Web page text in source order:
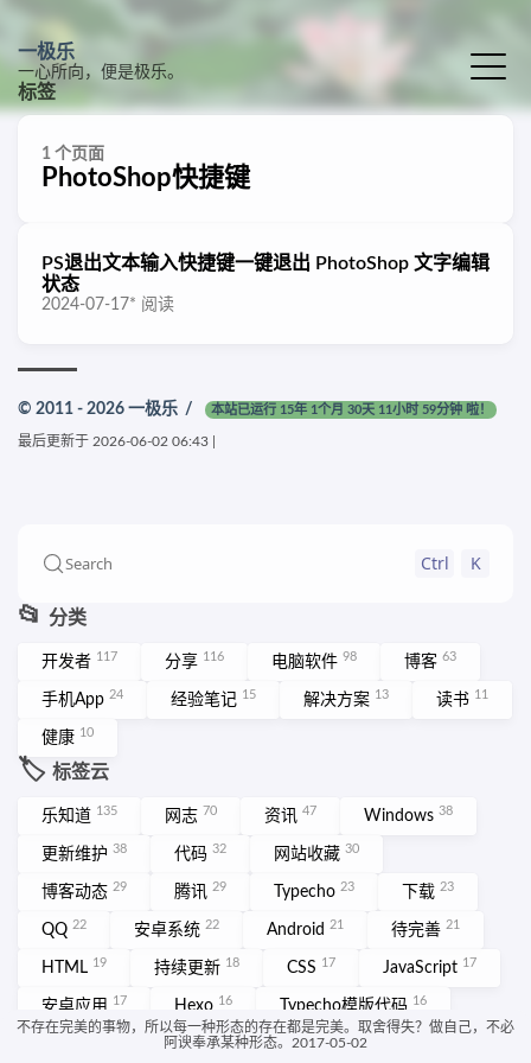
一极乐
一心所向，便是极乐。
Search Ctrl K
📂 分类
开发者 117 分享 116 电脑软件 98 博客 63
手机App 24 经验笔记 15 解决方案 13 读书 11
健康 10
🏷️ 标签云
乐知道 135 网志 70 资讯 47 Windows 38
更新维护 38 代码 32 网站收藏 30
博客动态 29 腾讯 29 Typecho 23 下载 23
QQ 22 安卓系统 22 Android 21 待完善 21
HTML 19 持续更新 18 CSS 17 JavaScript 17
安卓应用 17 Hexo 16 Typecho模版代码 16
More ➡️
标签
1 个页面
PhotoShop快捷键
PS退出文本输入快捷键一键退出 PhotoShop 文字编辑
状态
2024-07-17* 阅读
© 2011 - 2026 一极乐 / 本站已运行 15年 1个月 30天 11小时 59分钟 啦！
最后更新于 2026-06-02 06:43
不存在完美的事物，所以每一种形态的存在都是完美。取舍得失？做自己，不必
阿谀奉承某种形态。2017-05-02